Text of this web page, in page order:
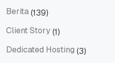
Berita(139)
Client Story(1)
Dedicated Hosting (3)